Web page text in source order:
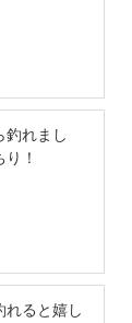
釣れまし
！
れると嬉し